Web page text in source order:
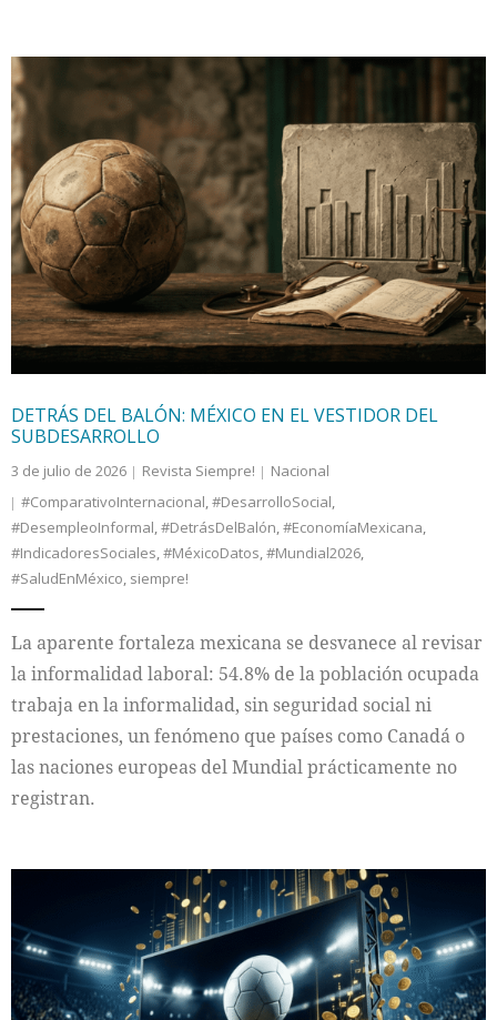
DETRÁS DEL BALÓN: MÉXICO EN EL VESTIDOR DEL
SUBDESARROLLO
3 de julio de 2026 Revista Siempre!
Nacional
#ComparativoInternacional,#DesarrolloSocial,
#DesempleoInformal,#DetrásDelBalón,#EconomíaMexicana,
#IndicadoresSociales,#MéxicoDatos,#Mundial2026,
#SaludEnMéxico, siempre!
La aparente fortaleza mexicana se desvanece al revisar
la informalidad laboral: 54.8% de la población ocupada
trabaja en la informalidad, sin seguridad social ni
prestaciones, un fenómeno que países como Canadá o
las naciones europeas del Mundial prácticamente no
registran.